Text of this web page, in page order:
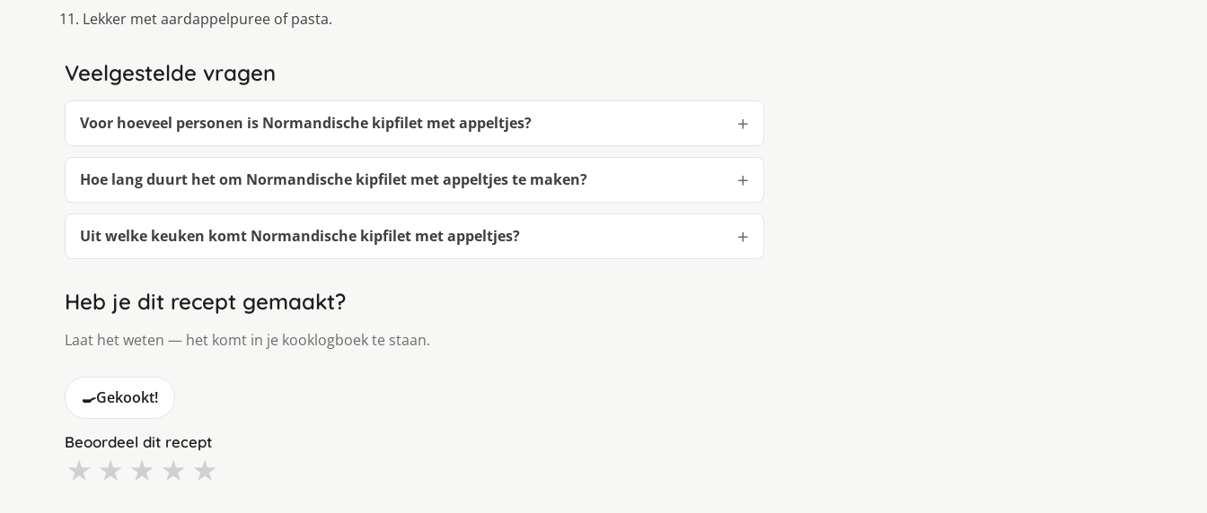
Lekker met aardappelpuree of pasta.
Veelgestelde vragen
Voor hoeveel personen is Normandische kipfilet met appeltjes?
Hoe lang duurt het om Normandische kipfilet met appeltjes te maken?
Uit welke keuken komt Normandische kipfilet met appeltjes?
Heb je dit recept gemaakt?
Laat het weten — het komt in je kooklogboek te staan.
🍳Gekookt!
Beoordeel dit recept
★ ★ ★ ★ ★